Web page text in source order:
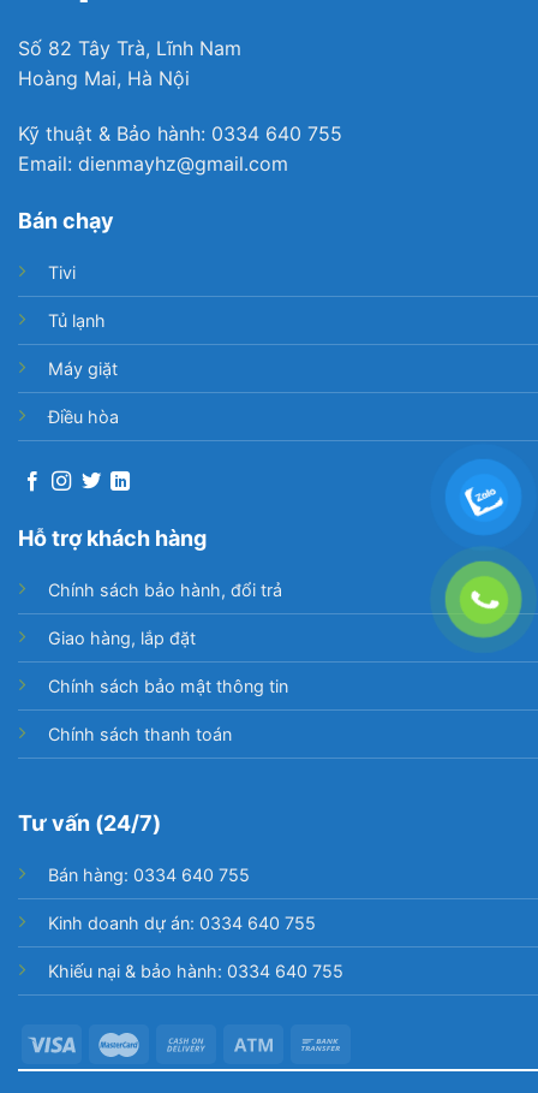
Số 82 Tây Trà, Lĩnh Nam
Hoàng Mai, Hà Nội
Kỹ thuật & Bảo hành: 0334 640 755
Email: dienmayhz@gmail.com
Bán chạy
Tivi
Tủ lạnh
Máy giặt
Điều hòa
Hỗ trợ khách hàng
Chính sách bảo hành, đổi trả
Giao hàng, lắp đặt
Chính sách bảo mật thông tin
Chính sách thanh toán
Tư vấn (24/7)
Bán hàng: 0334 640 755
Kinh doanh dự án: 0334 640 755
Khiếu nại & bảo hành: 0334 640 755